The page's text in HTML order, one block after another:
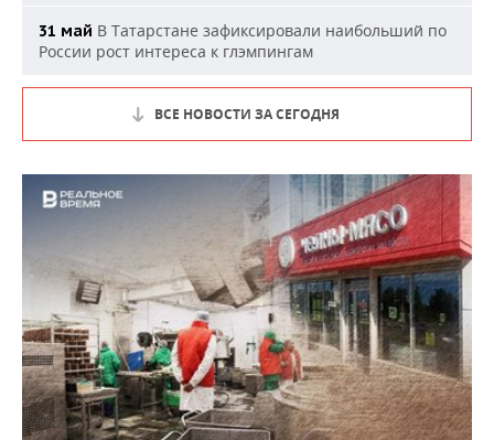
31 май В Татарстане зафиксировали наибольший по
России рост интереса к глэмпингам
ВСЕ НОВОСТИ ЗА СЕГОДНЯ